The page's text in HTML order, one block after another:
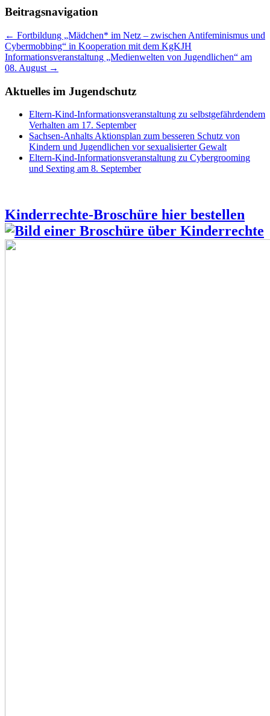
Beitragsnavigation
← Fortbildung „Mädchen* im Netz – zwischen Antifeminismus und
Cybermobbing“ in Kooperation mit dem KgKJH
Informationsveranstaltung „Medienwelten von Jugendlichen“ am
08. August →
Aktuelles im Jugendschutz
Eltern-Kind-Informationsveranstaltung zu selbstgefährdendem
Verhalten am 17. September
Sachsen-Anhalts Aktionsplan zum besseren Schutz von
Kindern und Jugendlichen vor sexualisierter Gewalt
Eltern-Kind-Informationsveranstaltung zu Cybergrooming
und Sexting am 8. September
Kinderrechte-Broschüre hier bestellen